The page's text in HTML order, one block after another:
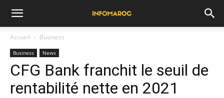
Accueil Business
Business News
CFG Bank franchit le seuil de
rentabilité nette en 2021